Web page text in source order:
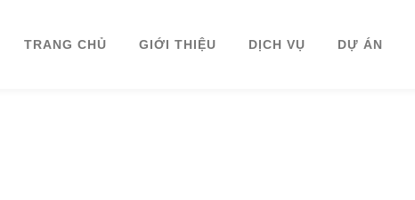
TRANG CHỦ GIỚI THIỆU DỊCH VỤ DỰ ÁN